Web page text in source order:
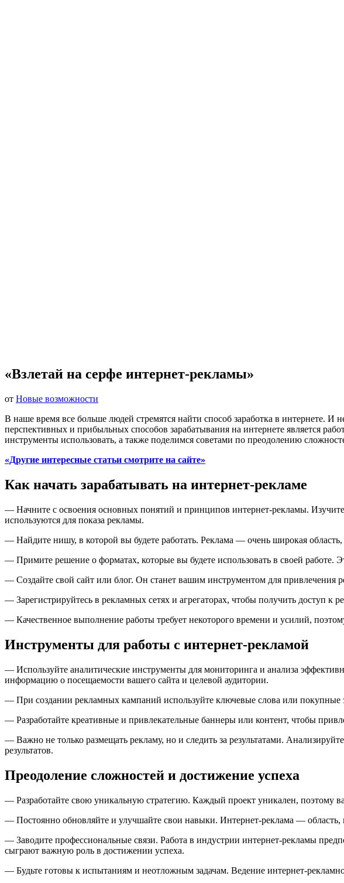
«Взлетай на серфе интернет-рекламы»
от Новые возможности
В наше время все больше людей стремятся найти способ заработка в интернете.
перспективных и прибыльных способов зарабатывания на интернете является
инструменты использовать, а также поделимся советами по преодолению
«Другие интересные статьи смотрите на сайте»
Как начать зарабатывать на интернет-рекламе
— Начните с освоения основных понятий и принципов интернет-рекламы.
используются для показа рекламы.
— Найдите нишу, в которой вы будете работать. Реклама — очень широкая
— Примите решение о форматах, которые вы будете использовать в своей работе.
— Создайте свой сайт или блог. Он станет вашим инструментом для привлечения
— Зарегистрируйтесь в рекламных сетях и агрегаторах, чтобы получить доступ к
— Качественное выполнение работы требует некоторого времени и усилий,
Инструменты для работы с интернет-рекламой
— Используйте аналитические инструменты для мониторинга и анализа
информацию о посещаемости вашего сайта и целевой аудитории.
— При создании рекламных кампаний используйте ключевые слова или покупные
— Разработайте креативные и привлекательные баннеры или контент, чтобы
— Важно не только размещать рекламу, но и следить за результатами.
результатов.
Преодоление сложностей и достижение успеха
— Разработайте свою уникальную стратегию. Каждый проект уникален, поэтому
— Постоянно обновляйте и улучшайте свои навыки. Интернет-реклама — область,
— Заводите профессиональные связи. Работа в индустрии интернет-рекламы
сыграют важную роль в достижении успеха.
— Будьте готовы к испытаниям и неотложным задачам. Ведение интернет-